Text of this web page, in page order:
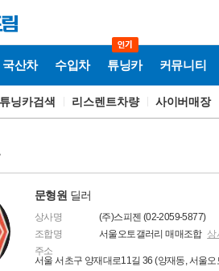
국산차 수입차 튜닝카 커뮤니티
닝카검색 리스렌트차량 사이버매장
문형원 딜러
상사명
(주)스피젠 (02-2059-5877)
조합명
서울오토갤러리 매매조합 상
주소
서울 서초구 양재대로11길 36 (양재동, 서울